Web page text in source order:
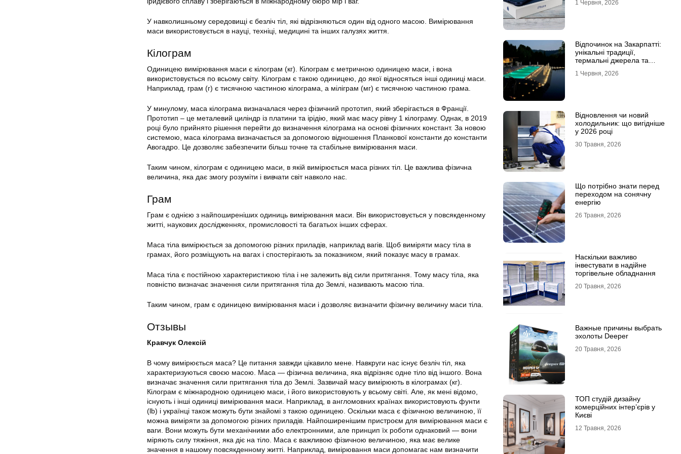
У навколишньому середовищі є безліч тіл, які відрізняються один від одного масою. Вимірювання
маси використовується в науці, техніці, медицині та інших галузях життя.
Кілограм
Одиницею вимірювання маси є кілограм (кг). Кілограм є метричною одиницею маси, і вона
використовується по всьому світу. Кілограм є такою одиницею, до якої відносяться інші одиниці маси.
Наприклад, грам (г) є тисячною частиною кілограма, а міліграм (мг) є тисячною частиною грама.
У минулому, маса кілограма визначалася через фізичний прототип, який зберігається в Франції.
Прототип – це металевий циліндр із платини та ірідію, який має масу рівну 1 кілограму. Однак, в 2019
році було прийнято рішення перейти до визначення кілограма на основі фізичних констант. За новою
системою, маса кілограма визначається за допомогою відношення Планкової константи до константи
Авогадро. Це дозволяє забезпечити більш точне та стабільне вимірювання маси.
Таким чином, кілограм є одиницею маси, в якій вимірюється маса різних тіл. Це важлива фізична
величина, яка дає змогу розуміти і вивчати світ навколо нас.
Грам
Грам є однією з найпоширеніших одиниць вимірювання маси. Він використовується у повсякденному
житті, наукових дослідженнях, промисловості та багатьох інших сферах.
Маса тіла вимірюється за допомогою різних приладів, наприклад вагів. Щоб виміряти масу тіла в
грамах, його розміщують на вагах і спостерігають за показником, який показує масу в грамах.
Маса тіла є постійною характеристикою тіла і не залежить від сили притягання. Тому масу тіла, яка
повністю визначає значення сили притягання тіла до Землі, називають масою тіла.
Таким чином, грам є одиницею вимірювання маси і дозволяє визначити фізичну величину маси тіла.
Отзывы
Кравчук Олексій
В чому вимірюється маса? Це питання завжди цікавило мене. Навкруги нас існує безліч тіл, яка
характеризуються своєю масою. Маса — фізична величина, яка відрізняє одне тіло від іншого. Вона
визначає значення сили притягання тіла до Землі. Зазвичай масу вимірюють в кілограмах (кг).
Кілограм є міжнародною одиницею маси, і його використовують у всьому світі. Але, як мені відомо,
існують і інші одиниці вимірювання маси. Наприклад, в англомовних країнах використовують фунти
(lb) і українці також можуть бути знайомі з такою одиницею. Оскільки маса є фізичною величиною, її
можна виміряти за допомогою різних приладів. Найпоширенішим пристроєм для вимірювання маси є
ваги. Вони можуть бути механічними або електронними, але принцип їх роботи однаковий — вони
міряють силу тяжіння, яка діє на тіло. Маса є важливою фізичною величиною, яка має велике
значення в нашому повсякденному житті. Наприклад, вимірювання маси допомагає нам визначити
1 Червня, 2026
Відпочинок на Закарпатті:
унікальні традиції,
термальні джерела та
1 Червня, 2026
Відновлення чи новий
холодильник: що вигідніше
у 2026 році
30 Травня, 2026
Що потрібно знати перед
переходом на сонячну
енергію
26 Травня, 2026
Наскільки важливо
інвестувати в надійне
торгівельне обладнання
20 Травня, 2026
Важные причины выбрать
эхолоты Deeper
20 Травня, 2026
ТОП студій дизайну
комерційних інтер’єрів у
Києві
12 Травня, 2026